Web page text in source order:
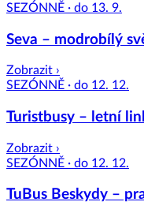
SEZÓNNĚ · do 13. 9.
Seva – modrobílý
Zobrazit ›
SEZÓNNĚ · do 12. 12.
Turistbusy – letní
Zobrazit ›
SEZÓNNĚ · do 12. 12.
TuBus Beskydy –